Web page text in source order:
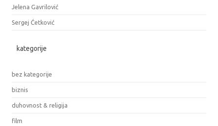
Jelena Gavrilović
Sergej Ćetković
kategorije
bez kategorije
biznis
duhovnost & religija
film